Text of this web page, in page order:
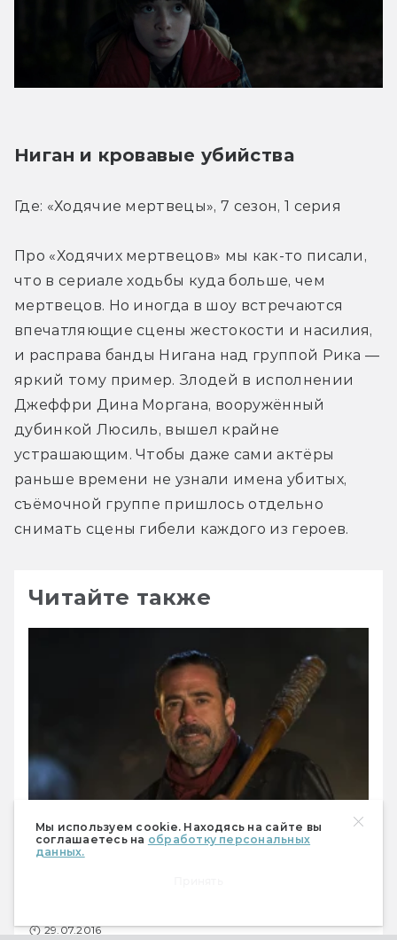
Мы используем cookie. Находясь на сайте вы
соглашаетесь на обработку персональных
данных.
Ниган и кровавые убийства
Где: «Ходячие мертвецы», 7 сезон, 1 серия
Про «Ходячих мертвецов» мы как-то писали,
что в сериале ходьбы куда больше, чем
мертвецов. Но иногда в шоу встречаются
впечатляющие сцены жестокости и насилия,
и расправа банды Нигана над группой Рика —
яркий тому пример. Злодей в исполнении
Джеффри Дина Моргана, вооружённый
дубинкой Люсиль, вышел крайне
устрашающим. Чтобы даже сами актёры
раньше времени не узнали имена убитых,
съёмочной группе пришлось отдельно
снимать сцены гибели каждого из героев.
Читайте также
29.07.2016